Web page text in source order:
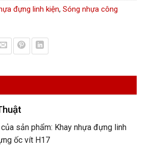
đựng linh kiện, Sóng nhựa công
sản phẩm: Khay nhựa đựng linh
ốc vít H17